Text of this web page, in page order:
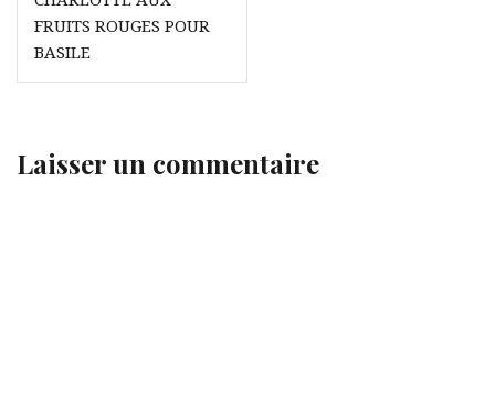
de
l’article
FRUITS ROUGES POUR
BASILE
Laisser un commentaire